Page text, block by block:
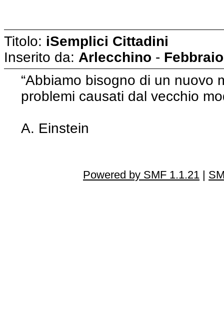
Titolo: iSemplici Cittadini
Inserito da: Arlecchino -
“Abbiamo bisogno di un nuovo
problemi causati dal vecchio
A. Einstein
Powered by SMF 1.1.21 |